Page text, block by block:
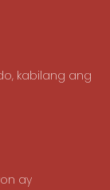
kabilang ang
ay